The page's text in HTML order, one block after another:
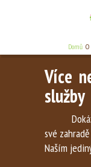
Domů O
Více
služby
své
Naším